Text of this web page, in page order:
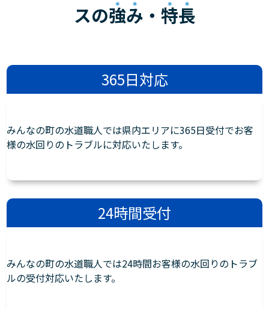
スの強み ・ 特長
365日対応
みんなの町の水道職人では県内エリアに365日受付でお客
様の水回りのトラブルに対応いたします。
24時間受付
みんなの町の水道職人では24時間お客様の水回りのトラブ
ルの受付対応いたします。